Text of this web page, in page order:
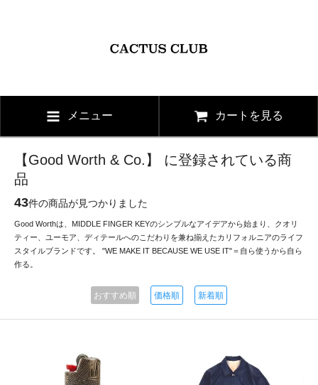
メニュー カートを見る
【Good Worth & Co.】 に登録されている商
品
43件の商品が見つかりました
Good Worthは、MIDDLE FINGER KEYのシンプルなアイデアから始まり、クオリ
ティー、ユーモア、ディテールへのこだわりを兼ね揃えたカリフォルニアのライフ
スタイルブランドです。 "WE MAKE IT BECAUSE WE USE IT"＝自ら使うから自ら
作る。
おすすめ順 価格順 新着順